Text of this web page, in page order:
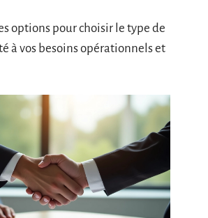
options pour choisir le type de
à vos besoins opérationnels et